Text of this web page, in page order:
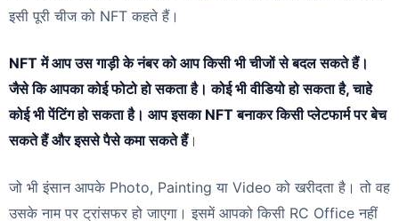
इसी पूरी चीज को NFT कहते हैं।
NFT में आप उस गाड़ी के नंबर को आप किसी भी चीजों से बदल सकते हैं।
जैसे कि आपका कोई फोटो हो सकता है। कोई भी वीडियो हो सकता है, चाहे
कोई भी पेंटिंग हो सकता है। आप इसका NFT बनाकर किसी प्लेटफार्म पर बेच
सकते हैं और इससे पैसे कमा सकते हैं।
जो भी इंसान आपके Photo, Painting या Video को खरीदता है। तो वह
उसके नाम पर ट्रांसफर हो जाएगा। इसमें आपको किसी RC Office नहीं